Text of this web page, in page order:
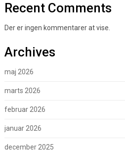
Recent Comments
Der er ingen kommentarer at vise.
Archives
maj 2026
marts 2026
februar 2026
januar 2026
december 2025